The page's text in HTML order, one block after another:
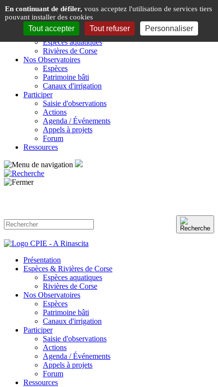
Présentation
Espèces & Rivières de Corse
Espèces aquatiques
Rivières de Corse
Nos Observatoires
Espèces
Patrimoine bâti
Canaux d'irrigation
Participer
Saisie d'observations
Actions
Agenda / Événements
Appels à projets
Forum
Ressources
Présentation
Espèces & Rivières de Corse
Espèces aquatiques
Rivières de Corse
Nos Observatoires
Espèces
Patrimoine bâti
Canaux d'irrigation
Participer
Saisie d'observations
Actions
Agenda / Événements
Appels à projets
Forum
Ressources
Panneau de gestion des cookies
En continuant de défiler, vous acceptez l'utilisation de services tiers
pouvant installer des cookies
Tout accepter Tout refuser Personnaliser